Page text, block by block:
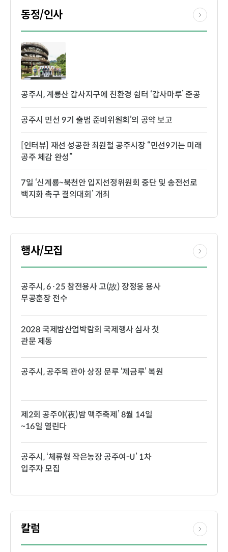
동정/인사
공주시, 계룡산 갑사지구에 친환경 쉼터 ‘갑사마루’ 준공
공주시 민선 9기 출범 준비위원회’의 공약 보고
[인터뷰] 재선 성공한 최원철 공주시장 “민선9기는 미래
공주 체감 완성”
7일 ‘신계룡~북천안 입지선정위원회 중단 및 송전선로
백지화 촉구 결의대회’ 개최
행사/모집
공주시, 6·25 참전용사 고(故) 장정웅 용사
무공훈장 전수
2028 국제밤산업박람회 국제행사 심사 첫
관문 제동
공주시, 공주목 관아 상징 문루 ‘제금루’ 복원
제2회 공주야(夜)밤 맥주축제’ 8월 14일
~16일 열린다
공주시, ‘체류형 작은농장 공주여-U’ 1차
입주자 모집
칼럼